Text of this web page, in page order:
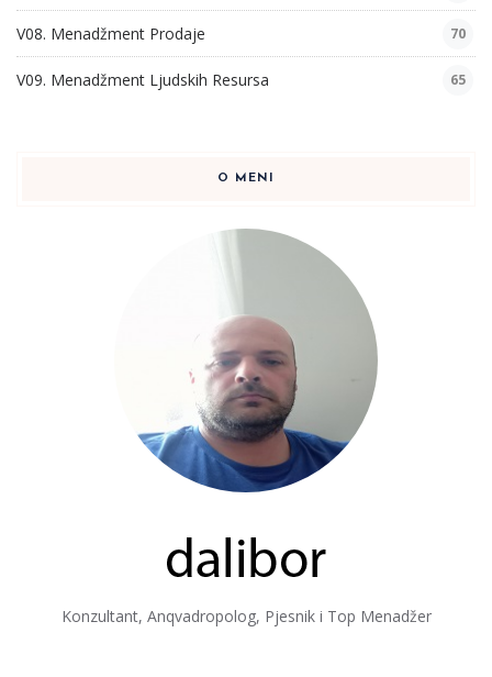
V08. Menadžment Prodaje 70
V09. Menadžment Ljudskih Resursa 65
O MENI
Konzultant, Anqvadropolog, Pjesnik i Top Menadžer